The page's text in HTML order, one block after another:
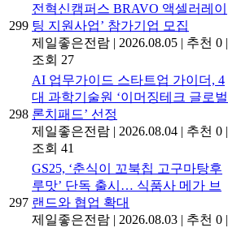
299
전혁신캠퍼스 BRAVO 액셀러레이
팅 지원사업’ 참가기업 모집
제일좋은전람 | 2026.08.05 | 추천 0 |
조회 27
298
AI 업무가이드 스타트업 가이더, 4
대 과학기술원 ‘이머징테크 글로벌
론치패드’ 선정
제일좋은전람 | 2026.08.04 | 추천 0 |
조회 41
297
GS25, ‘춘식이 꼬북칩 고구마탕후
루맛’ 단독 출시… 식품사 메가 브
랜드와 협업 확대
제일좋은전람 | 2026.08.03 | 추천 0 |